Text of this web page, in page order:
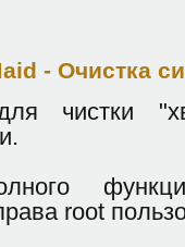
- Очистка
чистки
root